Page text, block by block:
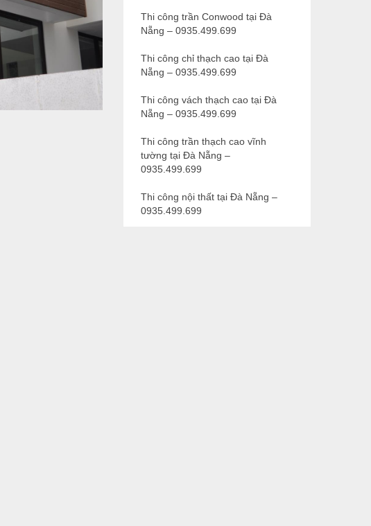
Thi công trần Conwood tại Đà
Nẵng – 0935.499.699
Thi công chỉ thạch cao tại Đà
Nẵng – 0935.499.699
Thi công vách thạch cao tại Đà
Nẵng – 0935.499.699
Thi công trần thạch cao vĩnh
tường tại Đà Nẵng –
0935.499.699
Thi công nội thất tại Đà Nẵng –
0935.499.699